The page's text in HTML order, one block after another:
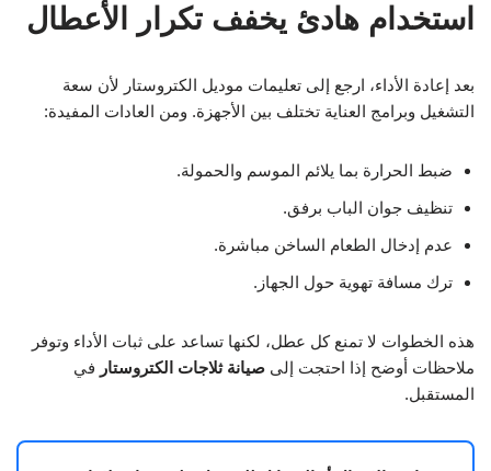
استخدام هادئ يخفف تكرار الأعطال
بعد إعادة الأداء، ارجع إلى تعليمات موديل الكتروستار لأن سعة
التشغيل وبرامج العناية تختلف بين الأجهزة. ومن العادات المفيدة:
ضبط الحرارة بما يلائم الموسم والحمولة.
تنظيف جوان الباب برفق.
عدم إدخال الطعام الساخن مباشرة.
ترك مسافة تهوية حول الجهاز.
هذه الخطوات لا تمنع كل عطل، لكنها تساعد على ثبات الأداء وتوفر
ملاحظات أوضح إذا احتجت إلى صيانة ثلاجات الكتروستار في
المستقبل.